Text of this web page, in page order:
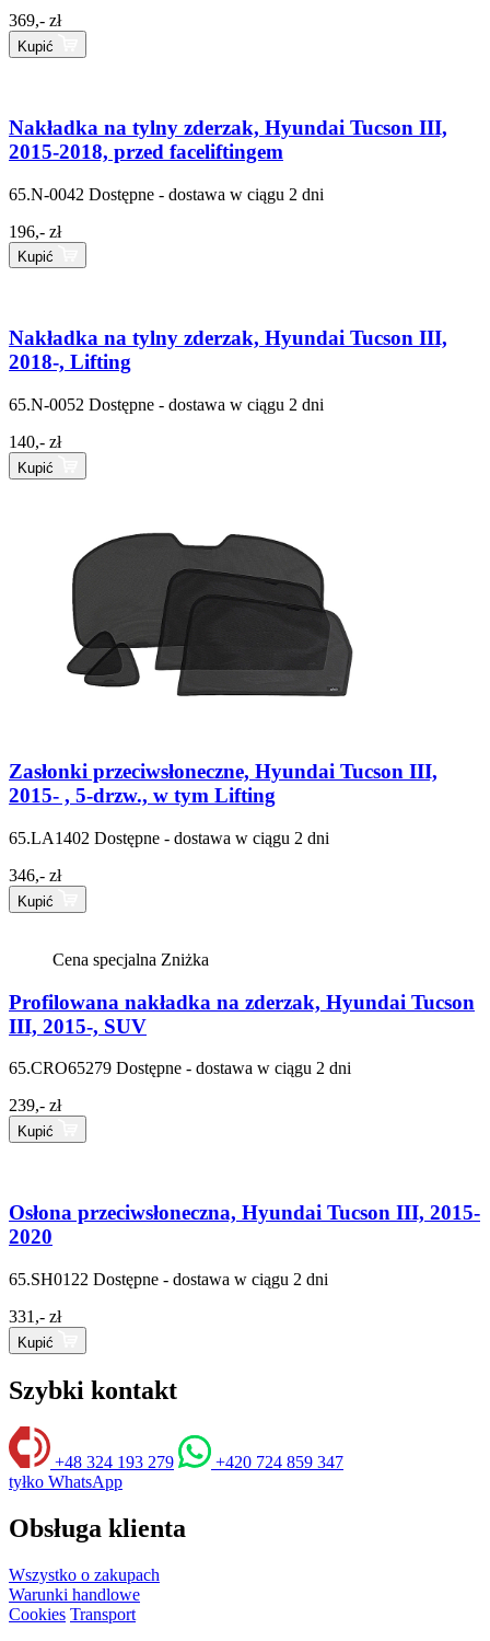
369,- zł
Kupić
Nakładka na tylny zderzak, Hyundai Tucson III,
2015-2018, przed faceliftingem
65.N-0042 Dostępne - dostawa w ciągu 2 dni
196,- zł
Kupić
Nakładka na tylny zderzak, Hyundai Tucson III,
2018-, Lifting
65.N-0052 Dostępne - dostawa w ciągu 2 dni
140,- zł
Kupić
Zasłonki przeciwsłoneczne, Hyundai Tucson III,
2015- , 5-drzw., w tym Lifting
65.LA1402 Dostępne - dostawa w ciągu 2 dni
346,- zł
Kupić
Cena specjalna Zniżka
Profilowana nakładka na zderzak, Hyundai Tucson
III, 2015-, SUV
65.CRO65279 Dostępne - dostawa w ciągu 2 dni
239,- zł
Kupić
Osłona przeciwsłoneczna, Hyundai Tucson III, 2015-
2020
65.SH0122 Dostępne - dostawa w ciągu 2 dni
331,- zł
Kupić
Szybki kontakt
+48 324 193 279
+420 724 859 347
tyłko WhatsApp
Obsługa klienta
Wszystko o zakupach
Warunki handlowe
Cookies Transport